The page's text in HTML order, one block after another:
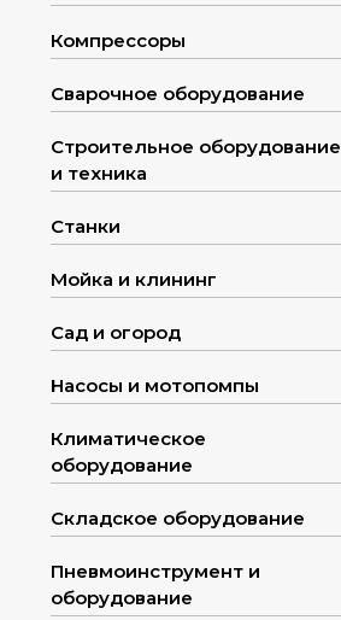
Компрессоры
Сварочное оборудование
Строительное оборудование
и техника
Станки
Мойка и клининг
Сад и огород
Насосы и мотопомпы
Климатическое
оборудование
Складское оборудование
Пневмоинструмент и
оборудование